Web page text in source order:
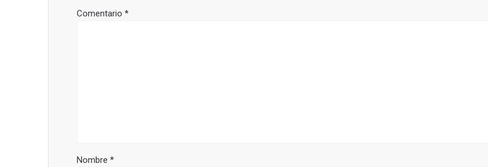
Comentario*
Nombre*